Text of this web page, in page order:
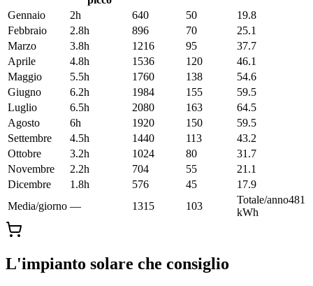
Gennaio
2h 640 50
19.8
Febbraio
2.8h 896 70
25.1
Marzo
3.8h 1216 95
37.7
Aprile
4.8h 1536 120
46.1
Maggio
5.5h 1760 138
54.6
Giugno
6.2h 1984 155
59.5
Luglio
6.5h 2080 163
64.5
Agosto
6h 1920 150
59.5
Settembre
4.5h 1440 113
43.2
Ottobre
3.2h 1024 80
31.7
Novembre
2.2h 704 55
21.1
Dicembre
1.8h 576 45
17.9
Media/giorno — 1315 103
Totale/anno481
kWh
L'impianto solare che consiglio